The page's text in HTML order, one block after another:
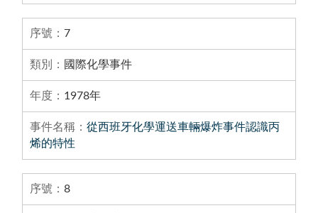
7
國際化學事件
1978年
從西班牙化學運送車輛爆炸事件認識丙
烯的特性
8